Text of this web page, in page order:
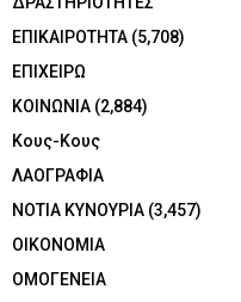
ΕΠΙΚΑΙΡΟΤΗΤΑ (5,708)
ΕΠΙΧΕΙΡΩ
ΚΟΙΝΩΝΙΑ (2,884)
Κους-Κους
ΛΑΟΓΡΑΦΙΑ
ΝΟΤΙΑ ΚΥΝΟΥΡΙΑ (3,457)
ΟΙΚΟΝΟΜΙΑ
ΟΜΟΓΕΝΕΙΑ